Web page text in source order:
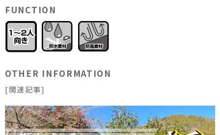
FUNCTION
OTHER INFORMATION
[関連記事]